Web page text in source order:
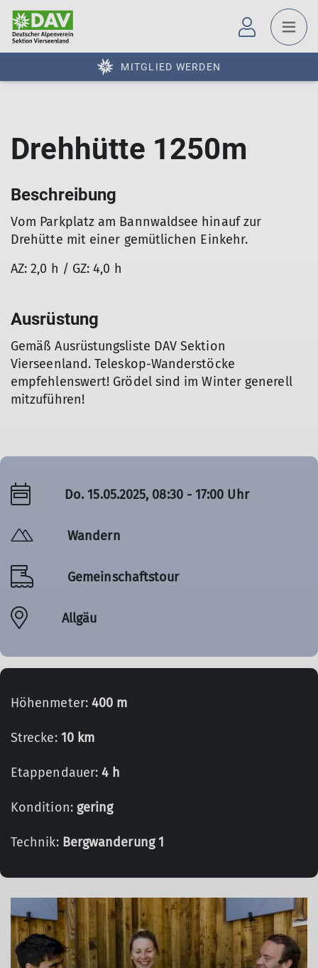
MITGLIED WERDEN
Drehhütte 1250m
Beschreibung
Vom Parkplatz am Bannwaldsee hinauf zur
Drehütte mit einer gemütlichen Einkehr.
AZ: 2,0 h / GZ: 4,0 h
Ausrüstung
Gemäß Ausrüstungsliste DAV Sektion
Vierseenland. Teleskop-Wanderstöcke
empfehlenswert! Grödel sind im Winter generell
mitzuführen!
Do. 15.05.2025, 08:30 - 17:00 Uhr
Wandern
Gemeinschaftstour
Allgäu
Höhenmeter: 400 m
Strecke: 10 km
Etappendauer:4 h
Kondition: gering
Technik: Bergwanderung 1